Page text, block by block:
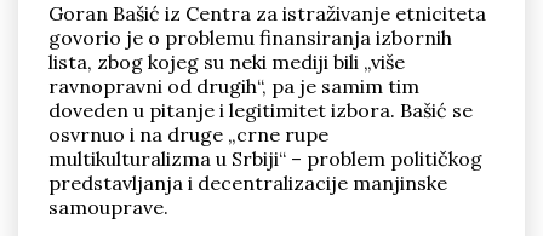
Goran Bašić iz Centra za istraživanje etniciteta
govorio je o problemu finansiranja izbornih
lista, zbog kojeg su neki mediji bili „više
ravnopravni od drugih“, pa je samim tim
doveden u pitanje i legitimitet izbora. Bašić se
osvrnuo i na druge „crne rupe
multikulturalizma u Srbiji“ – problem političkog
predstavljanja i decentralizacije manjinske
samouprave.